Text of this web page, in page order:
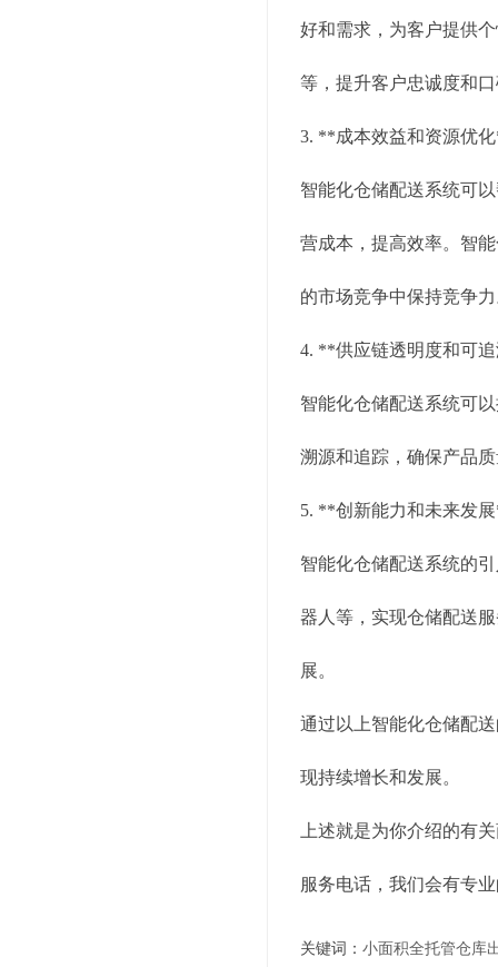
好和需求，为客户提供
等，提升客户忠诚度和
3. **成本效益和资源优
智能化仓储配送系统可
营成本，提高效率。智
的市场竞争中保持竞争
4. **供应链透明度和可
智能化仓储配送系统可
溯源和追踪，确保产品
5. **创新能力和未来发
智能化仓储配送系统的
器人等，实现仓储配送
展。
通过以上智能化仓储配
现持续增长和发展。
上述就是为你介绍的有
服务电话，我们会有专
关键词： 小面积全托管仓库